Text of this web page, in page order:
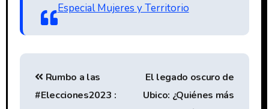
Especial Mujeres y Territorio
Rumbo a las
#Elecciones2023 :
El legado oscuro de
Ubico: ¿Quiénes más